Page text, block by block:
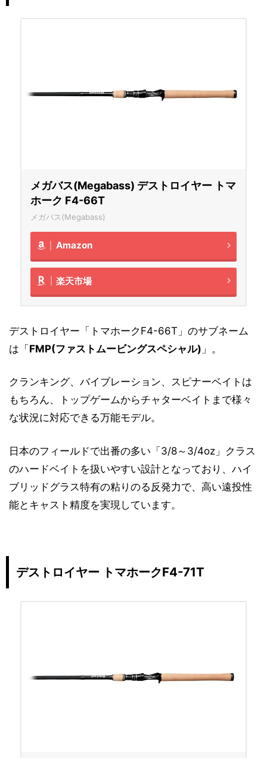
メガバス(Megabass) デストロイヤー トマ
ホーク F4-66T
メガバス(Megabass)
Amazon
楽天市場
デストロイヤー「トマホークF4-66T」のサブネーム
は「FMP(ファストムービングスペシャル) 」。
クランキング、バイブレーション、スピナーベイトは
もちろん、トップゲームからチャターベイトまで様々
な状況に対応できる万能モデル。
日本のフィールドで出番の多い「3/8～3/4oz」クラス
のハードベイトを扱いやすい設計となっており、ハイ
ブリッドグラス特有の粘りのる反発力で、高い遠投性
能とキャスト精度を実現しています。
デストロイヤー トマホークF4-71T